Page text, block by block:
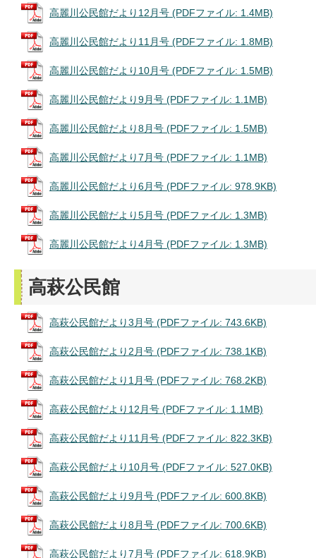
高麗川公民館だより12月号 (PDFファイル: 1.4MB)
高麗川公民館だより11月号 (PDFファイル: 1.8MB)
高麗川公民館だより10月号 (PDFファイル: 1.5MB)
高麗川公民館だより9月号 (PDFファイル: 1.1MB)
高麗川公民館だより8月号 (PDFファイル: 1.5MB)
高麗川公民館だより7月号 (PDFファイル: 1.1MB)
高麗川公民館だより6月号 (PDFファイル: 978.9KB)
高麗川公民館だより5月号 (PDFファイル: 1.3MB)
高麗川公民館だより4月号 (PDFファイル: 1.3MB)
高萩公民館
高萩公民館だより3月号 (PDFファイル: 743.6KB)
高萩公民館だより2月号 (PDFファイル: 738.1KB)
高萩公民館だより1月号 (PDFファイル: 768.2KB)
高萩公民館だより12月号 (PDFファイル: 1.1MB)
高萩公民館だより11月号 (PDFファイル: 822.3KB)
高萩公民館だより10月号 (PDFファイル: 527.0KB)
高萩公民館だより9月号 (PDFファイル: 600.8KB)
高萩公民館だより8月号 (PDFファイル: 700.6KB)
高萩公民館だより7月号 (PDFファイル: 618.9KB)